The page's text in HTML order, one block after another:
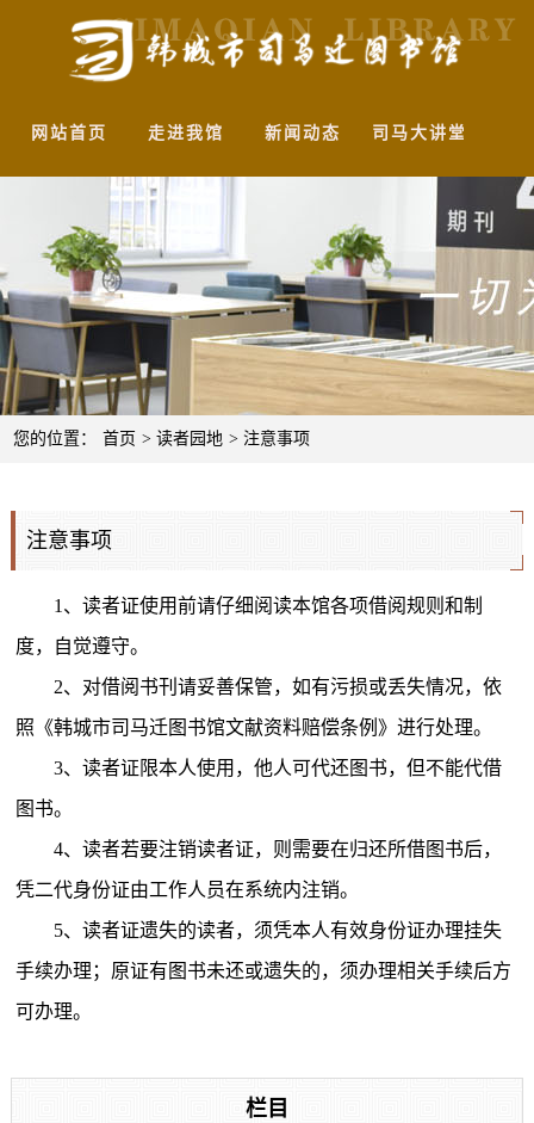
网站首页 走进我馆 新闻动态 司马大讲堂
您的位置： 首页 > 读者园地 > 注意事项
注意事项
1、读者证使用前请仔细阅读本馆各项借阅规则和制
度，自觉遵守。
2、对借阅书刊请妥善保管，如有污损或丢失情况，依
照《韩城市司马迁图书馆文献资料赔偿条例》进行处理。
3、读者证限本人使用，他人可代还图书，但不能代借
图书。
4、读者若要注销读者证，则需要在归还所借图书后，
凭二代身份证由工作人员在系统内注销。
5、读者证遗失的读者，须凭本人有效身份证办理挂失
手续办理；原证有图书未还或遗失的，须办理相关手续后方
可办理。
栏目